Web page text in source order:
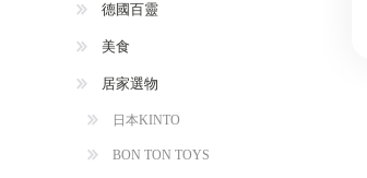
德國百靈
美食
居家選物
日本KINTO
BON TON TOYS